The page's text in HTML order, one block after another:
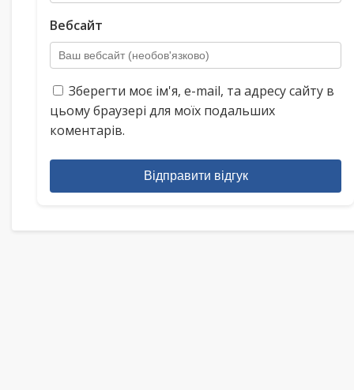
Вебсайт
Зберегти моє ім'я, e-mail, та адресу сайту в
цьому браузері для моїх подальших
коментарів.
Відправити відгук